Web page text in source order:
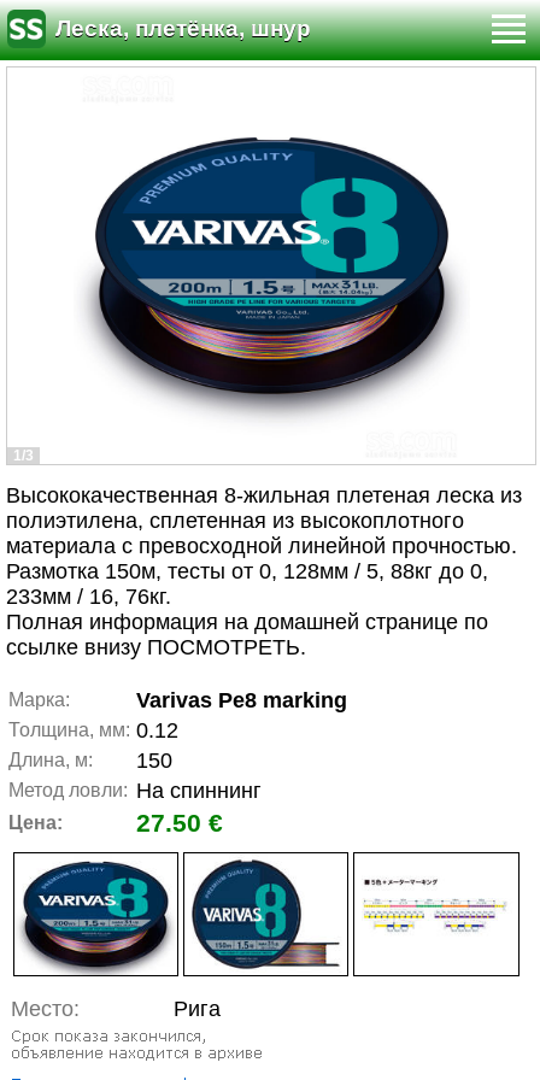
Леска, плетёнка, шнур
1/3
Высококачественная 8-жильная плетеная леска из
полиэтилена, сплетенная из высокоплотного
материала с превосходной линейной прочностью.
Размотка 150м, тесты от 0, 128мм / 5, 88кг до 0,
233мм / 16, 76кг.
Полная информация на домашней странице по
ссылке внизу ПОСМОТРЕТЬ.
Марка: Varivas Pe8 marking
Толщина, мм: 0.12
Длина, м: 150
Метод ловли: На спиннинг
Цена: 27.50 €
Место: Рига